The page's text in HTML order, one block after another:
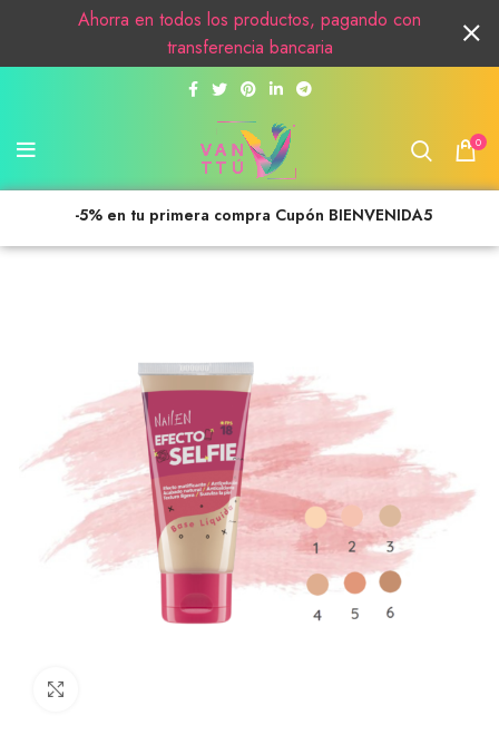
0
-5% en tu primera compra Cupón BIENVENIDA5
Ahorra en todos los productos, pagando con
transferencia bancaria